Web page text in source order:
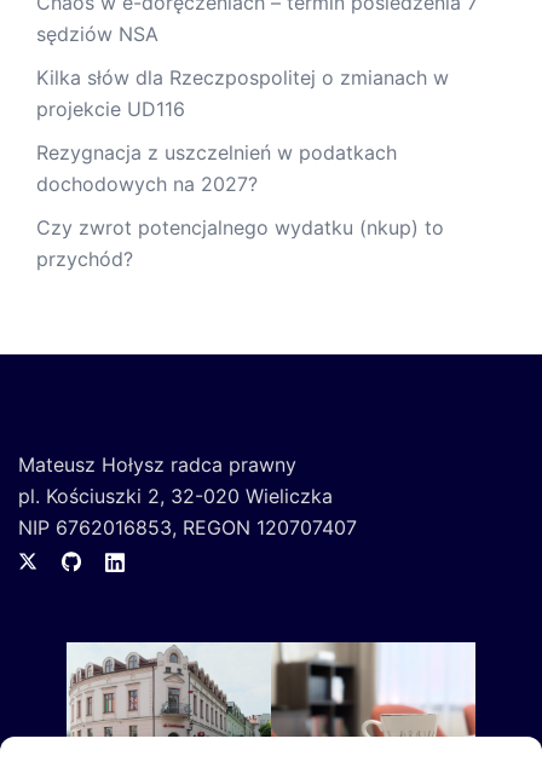
sędziów NSA
Kilka słów dla Rzeczpospolitej o zmianach w
projekcie UD116
Rezygnacja z uszczelnień w podatkach
dochodowych na 2027?
Czy zwrot potencjalnego wydatku (nkup) to
przychód?
Mateusz Hołysz radca prawny
pl. Kościuszki 2, 32-020 Wieliczka
NIP 6762016853, REGON 120707407